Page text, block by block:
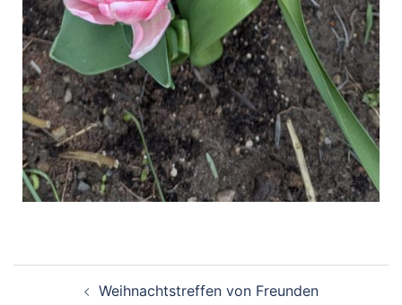
Weihnachtstreffen von Freunden